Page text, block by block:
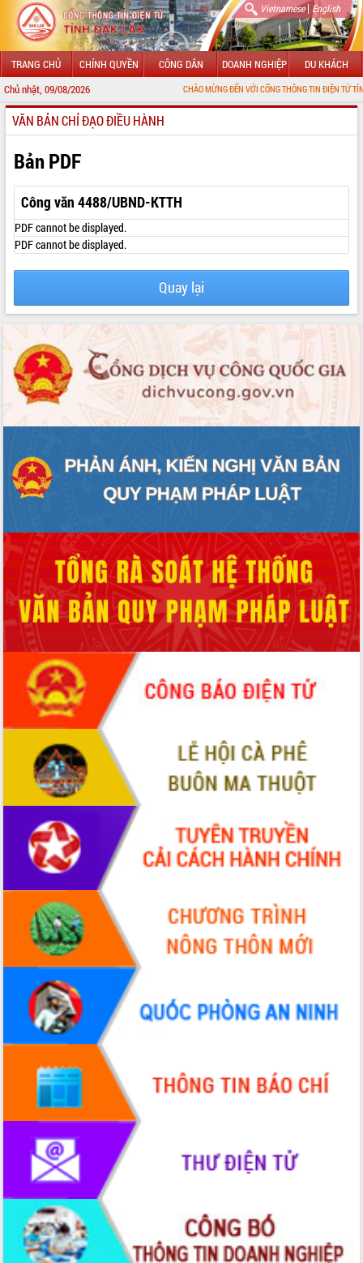
Vietnamese| English
TRANG CHỦ CHÍNH QUYỀN CÔNG DÂN DOANH NGHIỆP DU KHÁCH
Chủ nhật, 09/08/2026 CHÀO MỪNG ĐẾN VỚI CỔNG THÔNG TIN ĐIỆN TỬ TỈNH ĐẮK LẮK
GIỚI THIỆU
LÃNH ĐẠO UBND TỈNH
TIN TỨC SỰ KIỆN
SỞ, BAN, NGÀNH
UBND CÁC XÃ, PHƯỜNG
HỆ THỐNG VĂN BẢN
VĂN BẢN HĐND TỈNH
ĐIỂM TIN VĂN BẢN
QUY HOẠCH - KẾ HOẠCH
Không có file video nào để phát.
VĂN BẢN CHỈ ĐẠO ĐIỀU HÀNH
Bản PDF
Công văn 4488/UBND-KTTH
PDF cannot be displayed.
PDF cannot be displayed.
Quay lại